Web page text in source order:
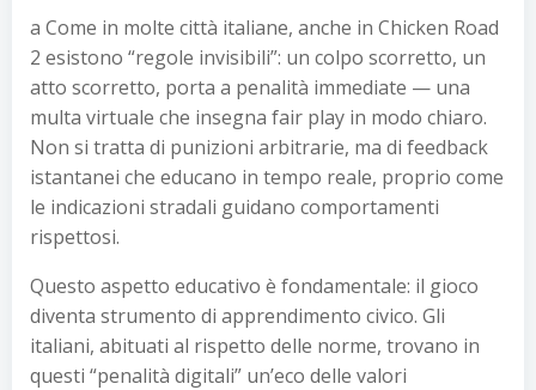
a Come in molte città italiane, anche in Chicken Road
2 esistono “regole invisibili”: un colpo scorretto, un
atto scorretto, porta a penalità immediate — una
multa virtuale che insegna fair play in modo chiaro.
Non si tratta di punizioni arbitrarie, ma di feedback
istantanei che educano in tempo reale, proprio come
le indicazioni stradali guidano comportamenti
rispettosi.
Questo aspetto educativo è fondamentale: il gioco
diventa strumento di apprendimento civico. Gli
italiani, abituati al rispetto delle norme, trovano in
questi “penalità digitali” un’eco delle valori